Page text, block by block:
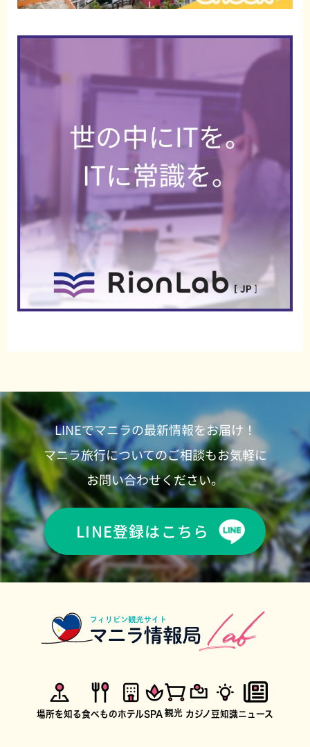
LINEでマニラの最新情報をお届け！
マニラ旅行についてのご相談もお気軽に
お問い合わせください。
LINE登録はこちら
場所を知る食べものホテルSPA 観光 カジノ豆知識ニュース